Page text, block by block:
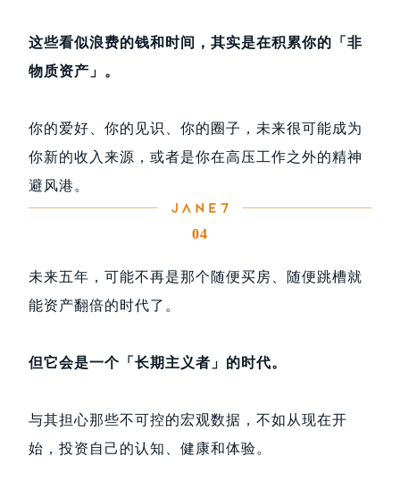
这些看似浪费的钱和时间，其实是在积累你的「非
物质资产」。
你的爱好、你的见识、你的圈子，未来很可能成为
你新的收入来源，或者是你在高压工作之外的精神
避风港。
04
未来五年，可能不再是那个随便买房、随便跳槽就
能资产翻倍的时代了。
但它会是一个「长期主义者」的时代。
与其担心那些不可控的宏观数据，不如从现在开
始，投资自己的认知、健康和体验。